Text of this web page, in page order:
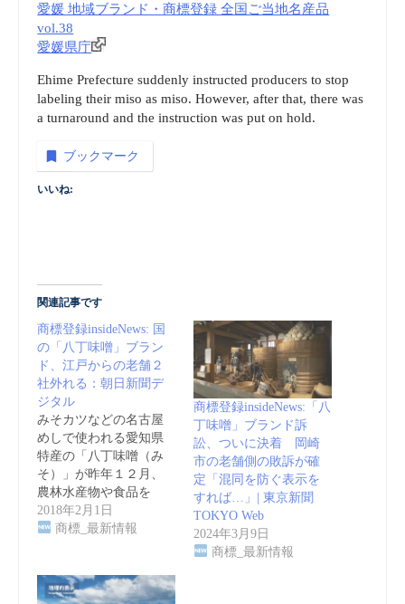
愛媛 地域ブランド・商標登録 全国ご当地名産品
vol.38
愛媛県庁
Ehime Prefecture suddenly instructed producers to stop
labeling their miso as miso. However, after that, there was
a turnaround and the instruction was put on hold.
ブックマーク
いいね:
関連記事です
商標登録insideNews: 国
の「八丁味噌」ブラン
ド、江戸からの老舗２
社外れる：朝日新聞デ
ジタル
みそカツなどの名古屋
めしで使われる愛知県
特産の「八丁味噌（み
そ）」が昨年１２月、
農林水産物や食品を
地…
2018年2月1日
商標_最新情報
商標登録insideNews:「八
丁味噌」ブランド訴
訟、ついに決着 岡崎
市の老舗側の敗訴が確
定「混同を防ぐ表示を
すれば…」| 東京新聞
TOKYO Web
2024年3月9日
商標_最新情報